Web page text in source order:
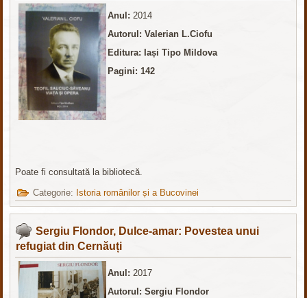
Anul:2014
Autorul: Valerian L.Ciofu
Editura: Iași Tipo Mildova
Pagini: 142
Poate fi consultată la bibliotecă.
Categorie: Istoria românilor și a Bucovinei
Sergiu Flondor, Dulce-amar: Povestea unui
refugiat din Cernăuți
Anul:2017
Autorul: Sergiu Flondor